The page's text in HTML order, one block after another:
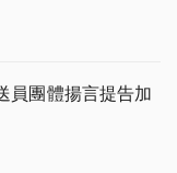
員團體揚言提告加